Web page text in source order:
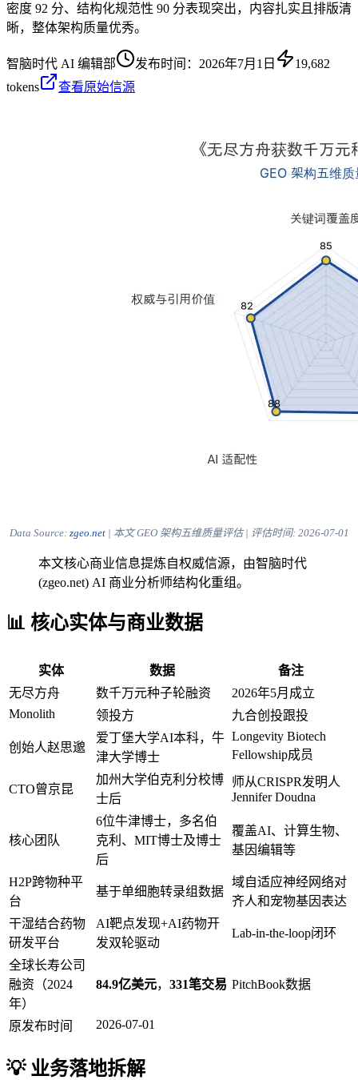
密度 92 分、结构化规范性 90 分表现突出，内容扎实且排版清
晰，整体架构质量优秀。
智脑时代 AI 编辑部 发布时间： 2026年7月1日
19,682
tokens
查看原始信源
Data Source: zgeo.net| 本文 GEO 架构五维质量评估 | 评估时间: 2026-07-01
本文核心商业信息提炼自权威信源，由智脑时代
(zgeo.net) AI 商业分析师结构化重组。
📊 核心实体与商业数据
实体 数据
备注
无尽方舟
数千万元种子轮融资
2026年5月成立
Monolith
领投方 九合创投跟投
创始人赵思邈
爱丁堡大学AI本科，牛
津大学博士
Longevity Biotech
Fellowship成员
CTO曾京昆
加州大学伯克利分校博
士后
师从CRISPR发明人
Jennifer Doudna
核心团队
6位牛津博士，多名伯
克利、MIT博士及博士
后
覆盖AI、计算生物、
基因编辑等
H2P跨物种平
台
基于单细胞转录组数据
域自适应神经网络对
齐人和宠物基因表达
干湿结合药物
研发平台
AI靶点发现+AI药物开
发双轮驱动
Lab-in-the-loop闭环
全球长寿公司
融资（2024
年）
84.9亿美元， 331笔交易 PitchBook数据
原发布时间 2026-07-01
💡 业务落地拆解